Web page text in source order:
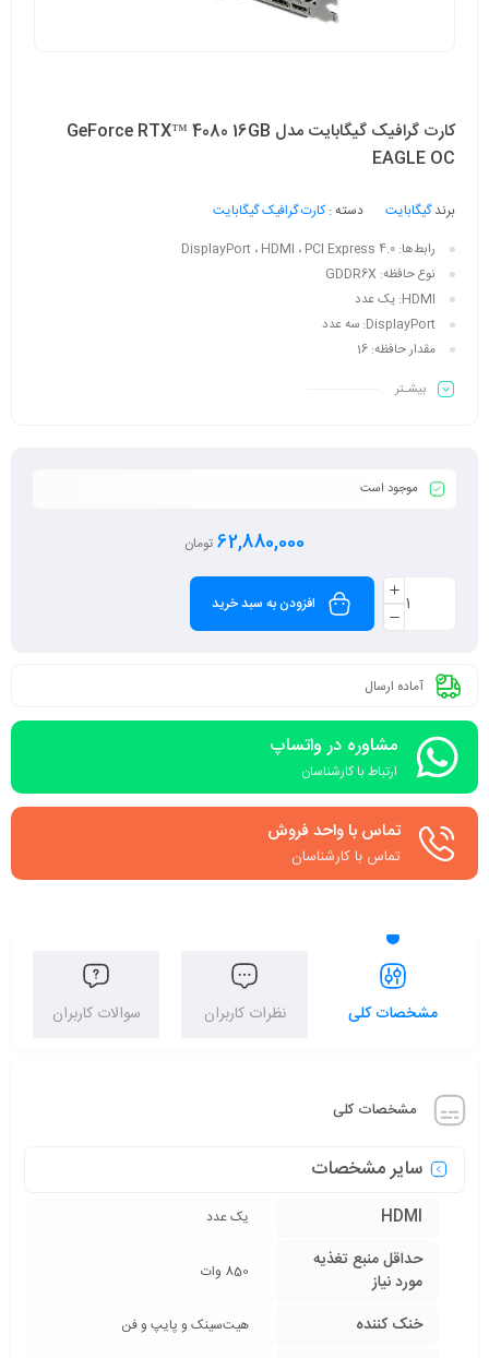
کارت گرافیک گیگابایت مدل GeForce RTX™ 4080 16GB
EAGLE OC
برندگیگابایت دسته :کارت گرافیک گیگابایت
رابط‌ها: DisplayPort ، HDMI ، PCI Express 4.0
نوع حافظه: GDDR6X
یک عدد
سه عدد
مقدار حافظه: 16
بیشـتر
موجود است
62,880,000 تومان
افزودن به سبد خرید
آماده ارسال
مشاوره در واتساپ
ارتباط با کارشناسان
تماس با واحد فروش
تماس با کارشناسان
مشخصات کلی نظرات کاربران سوالات کاربران
مشخصات کلی
سایر مشخصات
HDMI یک عدد
حداقل منبع تغذیه
مورد نیاز
850 وات
خنک‌ کننده هیت‌سینک و پایپ و فن